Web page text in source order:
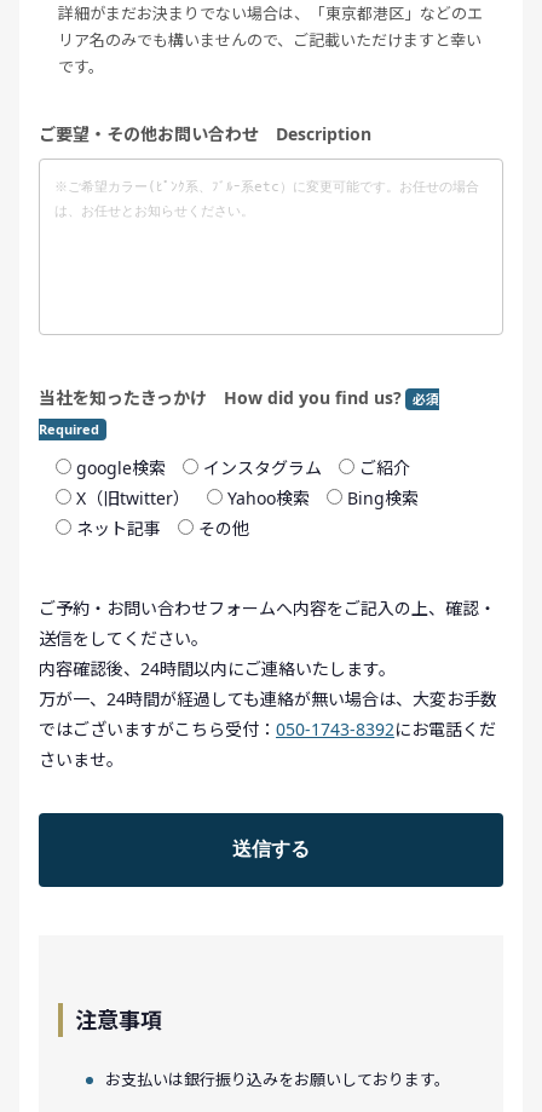
詳細がまだお決まりでない場合は、「東京都港区」などのエ
リア名のみでも構いませんので、ご記載いただけますと幸い
です。
ご要望・その他お問い合わせ Description
当社を知ったきっかけ How did you find us? 必須
Required
google検索 インスタグラム
ご紹介
X（旧twitter）
Yahoo検索
Bing検索
ネット記事
その他
ご予約・お問い合わせフォームへ内容をご記入の上、確認・
送信をしてください。
内容確認後、24時間以内にご連絡いたします。
万が一、24時間が経過しても連絡が無い場合は、大変お手数
ではございますがこちら受付： 050-1743-8392にお電話くだ
さいませ。
注意事項
お支払いは銀行振り込みをお願いしております。